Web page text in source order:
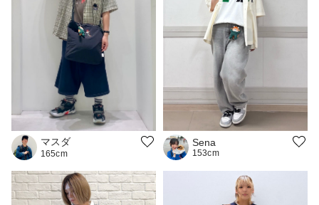
マスダ
165cm
Sena
153cm